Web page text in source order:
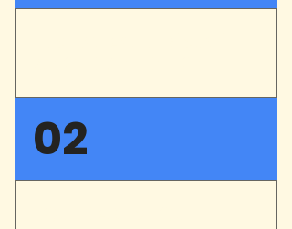
COURS DE REDACTION
02